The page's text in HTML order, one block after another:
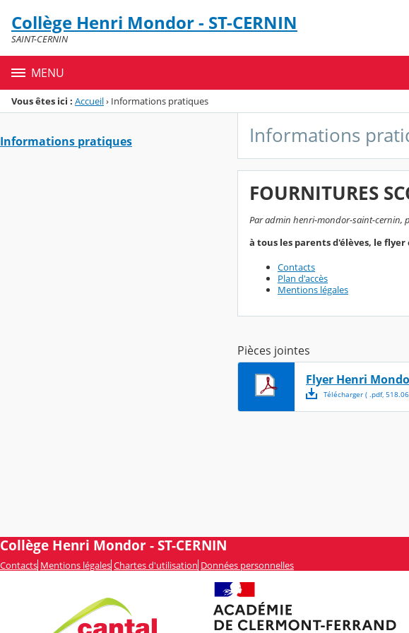
Menu de la rubrique
Contenu
Collège Henri Mondor - ST-CERNIN
SAINT-CERNIN
MENU
Vous êtes ici : Accueil› Informations pratiques
Informations pratiques Informations
FOURNITURES
Par admin henri-mondor-saint-cernin,
à tous les parents d'élèves, le
Contacts
Plan d'accès
Mentions légales
Pièces jointes
Flyer Henri
Télécharger( .pdf, 518.06
Collège Henri Mondor - ST-CERNIN
Contacts Mentions légales Chartes d'utilisation Données personnelles